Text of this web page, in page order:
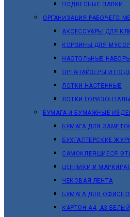
ПОДВЕСНЫЕ ПАПКИ
ОРГАНИЗАЦИЯ РАБОЧЕГО
АКСЕССУАРЫ ДЛЯ
КОРЗИНЫ ДЛЯ
НАСТОЛЬНЫЕ НАБОРЫ
ОРГАНАЙЗЕРЫ И
ЛОТКИ НАСТЕННЫЕ
ЛОТКИ
БУМАГА И БУМАЖНЫЕ
БУМАГА ДЛЯ
БУХГАЛТЕРСКИЕ
САМОКЛЕЯЩИЕСЯ
ЦЕННИКИ И
ЧЕКОВАЯ ЛЕНТА
БУМАГА ДЛЯ
КАРТОН А4, А3